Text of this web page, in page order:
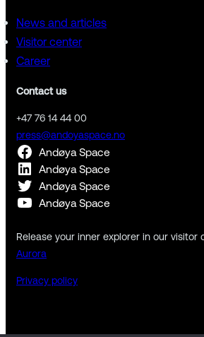
News and articles
Visitor center
Career
Contact us
+47 76 14 44 00
press@andoyaspace.no
Andøya Space
Andøya Space
Andøya Space
Andøya Space
Release your inner explorer in our visitor
Aurora
Privacy policy